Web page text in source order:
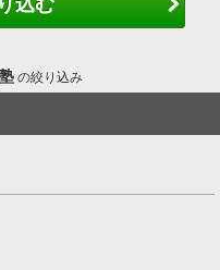
込む
の絞り込み